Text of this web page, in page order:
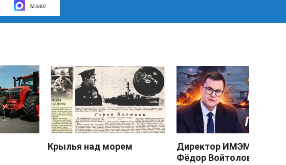
макс
Крылья над морем
Директор ИМЭМО РАН
Фёдор Войтоловский: